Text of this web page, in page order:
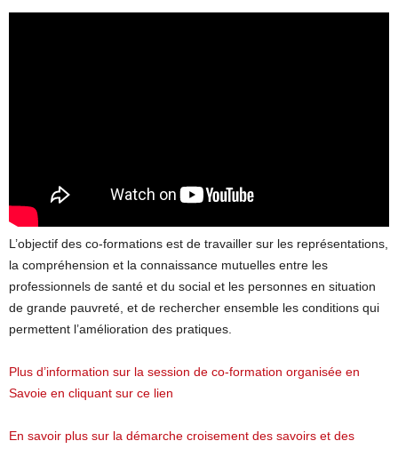
L’objectif des co-formations est de travailler sur les représentations,
la compréhension et la connaissance mutuelles entre les
professionnels de santé et du social et les personnes en situation
de grande pauvreté, et de rechercher ensemble les conditions qui
permettent l’amélioration des pratiques.
Plus d’information sur la session de co-formation organisée en
Savoie en cliquant sur ce lien
En savoir plus sur la démarche croisement des savoirs et des